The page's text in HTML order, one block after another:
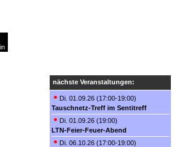
nächste Veranstaltungen:
Di. 01.09.26 (17:00-19:00)
Tauschnetz-Treff im Sentitreff
Di. 01.09.26 (19:00)
LTN-Feier-Feuer-Abend
Di. 06.10.26 (17:00-19:00)